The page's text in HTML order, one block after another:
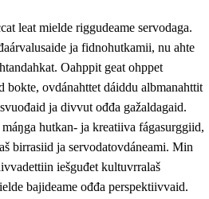
leat mielde riggudeame servodaga.
ja fidnohutkamii, nu ahte
Oahppit geat ohppet
bokte, ovdánahttet dáiddu albmanahttit
ja divvut ođđa gažaldagaid.
hutkan- ja kreatiiva fágasurggiid,
birrasiid ja servodatovdáneami. Min
iešguđet kultuvrralaš
bajideame ođđa perspektiivvaid.